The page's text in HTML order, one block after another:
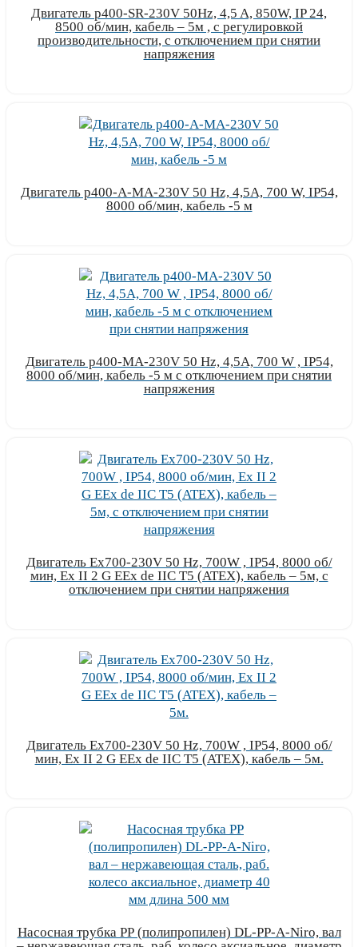
Двигатель p400-SR-230V 50Hz, 4,5 A, 850W, IP 24,
8500 об/мин, кабель – 5м , с регулировкой
производительности, с отключением при снятии
напряжения
Двигатель p400-A-MA-230V 50 Hz, 4,5A, 700 W, IP54,
8000 об/мин, кабель -5 м
Двигатель p400-MA-230V 50 Hz, 4,5A, 700 W , IP54,
8000 об/мин, кабель -5 м с отключением при снятии
напряжения
Двигатель Ex700-230V 50 Hz, 700W , IP54, 8000 об/
мин, Ex II 2 G EEx de IIC T5 (ATEX), кабель – 5м, с
отключением при снятии напряжения
Двигатель Ex700-230V 50 Hz, 700W , IP54, 8000 об/
мин, Ex II 2 G EEx de IIC T5 (ATEX), кабель – 5м.
Насосная трубка РР (полипропилен) DL-PP-A-Niro, вал